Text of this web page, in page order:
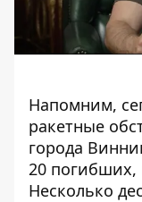
Напомним,
ракетные
города
20 погибших,
Несколько